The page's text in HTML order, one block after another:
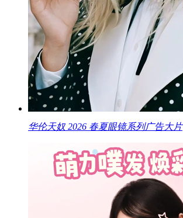
华伦天奴 2026 春夏眼镜系列广告大片